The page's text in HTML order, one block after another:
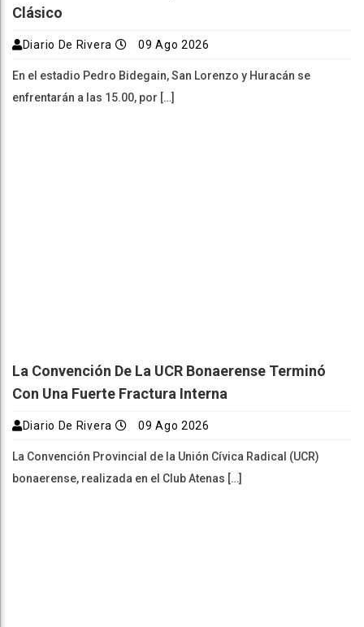
Clásico
Diario De Rivera 09 Ago 2026
En el estadio Pedro Bidegain, San Lorenzo y Huracán se
enfrentarán a las 15.00, por […]
La Convención De La UCR Bonaerense Terminó
Con Una Fuerte Fractura Interna
Diario De Rivera 09 Ago 2026
La Convención Provincial de la Unión Cívica Radical (UCR)
bonaerense, realizada en el Club Atenas […]